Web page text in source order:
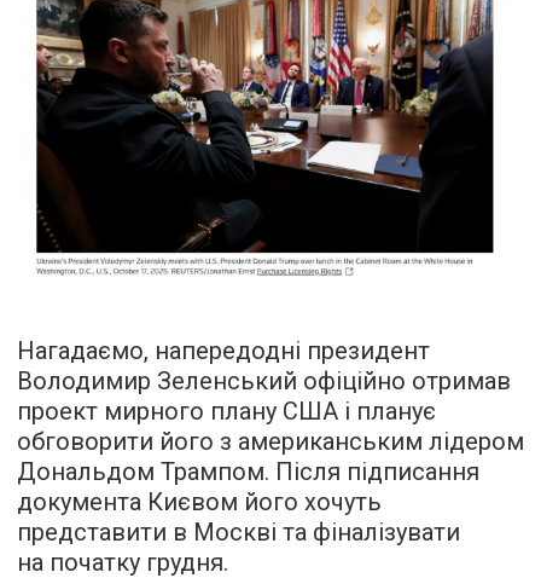
Нагадаємо, напередодні президент
Володимир Зеленський офіційно отримав
проект мирного плану США і планує
обговорити його з американським лідером
Дональдом Трампом. Після підписання
документа Києвом його хочуть
представити в Москві та фіналізувати
на початку грудня.